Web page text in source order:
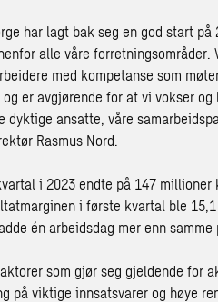
har lagt bak seg en god start på
alle våre forretningsområder.
med kompetanse som
er avgjørende for at vi vokser
dyktige ansatte, våre
Rasmus Nord.
i 2023 endte på 147
i første kvartal ble
én arbeidsdag mer enn samme
som gjør seg gjeldende for
på viktige innsatsvarer og høye